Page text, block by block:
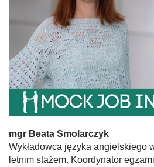
mgr Beata Smolarczyk
Wykładowca języka angielskiego
letnim stażem. Koordynator